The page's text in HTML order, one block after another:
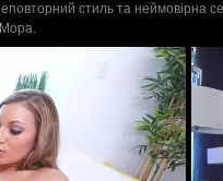
стиль та
Мора.